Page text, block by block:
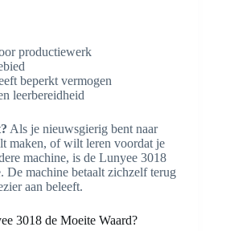
productiewerk
beperkt vermogen
leerbereidheid
Als je nieuwsgierig bent naar
maken, of wilt leren voordat je
machine, is de Lunyee 3018
De machine betaalt zichzelf terug
aan beleeft.
3018 de Moeite Waard?